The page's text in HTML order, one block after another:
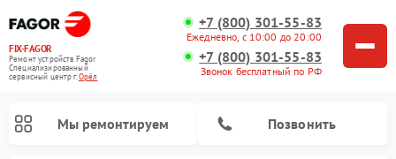
FIX-FAGOR
Ремонт устройств Fagor
Специализированный
cервисный центр г.Орёл
+7 (800) 301-55-83
Ежедневно, с 10:00 до 20:00
+7 (800) 301-55-83
Звонок бесплатный по РФ
Мы ремонтируем Позвонить